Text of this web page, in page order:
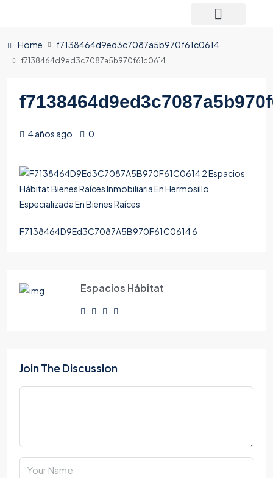
Home f7138464d9ed3c7087a5b970f61c0614
f7138464d9ed3c7087a5b970f61c0614
4 años ago 0
F7138464D9Ed3C7087A5B970F61C0614 6
Espacios Hábitat
Join The Discussion